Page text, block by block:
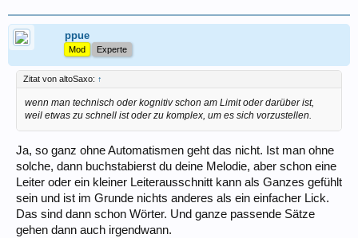
ppue
Mod Experte
Zitat von altoSaxo: ↑
wenn man technisch oder kognitiv schon am Limit oder darüber ist,
weil etwas zu schnell ist oder zu komplex, um es sich vorzustellen.
Ja, so ganz ohne Automatismen geht das nicht. Ist man ohne
solche, dann buchstabierst du deine Melodie, aber schon eine
Leiter oder ein kleiner Leiterausschnitt kann als Ganzes gefühlt
sein und ist im Grunde nichts anderes als ein einfacher Lick.
Das sind dann schon Wörter. Und ganze passende Sätze
gehen dann auch irgendwann.